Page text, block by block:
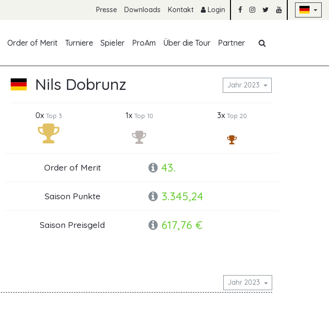
Presse Downloads Kontakt Login
Order of Merit Turniere Spieler ProAm Über die Tour Partner
Nils Dobrunz Jahr 2023
0xTop 3 1xTop 10 3xTop 20
Order of Merit 43.
Saison Punkte 3.345,24
Saison Preisgeld 617,76 €
Jahr 2023